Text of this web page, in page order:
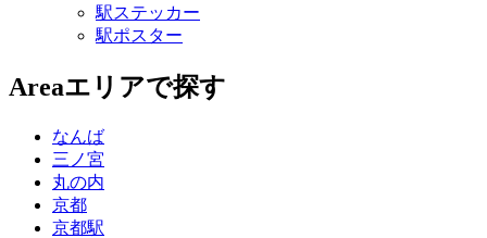
駅ステッカー
駅ポスター
Areaエリアで探す
なんば
三ノ宮
丸の内
京都
京都駅